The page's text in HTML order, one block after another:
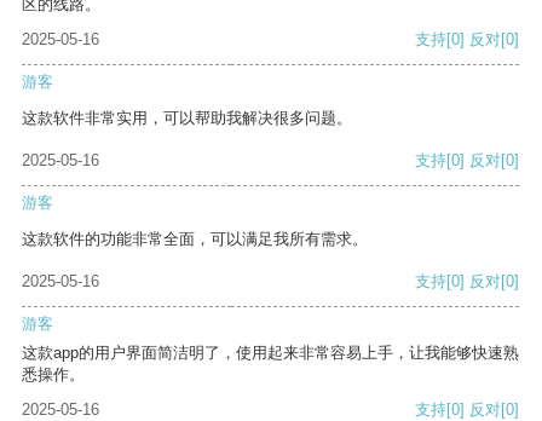
区的线路。
2025-05-16
支持[0] 反对[0]
游客
这款软件非常实用，可以帮助我解决很多问题。
2025-05-16 支持[0] 反对[0]
游客
这款软件的功能非常全面，可以满足我所有需求。
2025-05-16 支持[0] 反对[0]
游客
这款app的用户界面简洁明了，使用起来非常容易上手，让我能够快速熟
悉操作。
2025-05-16
支持[0] 反对[0]